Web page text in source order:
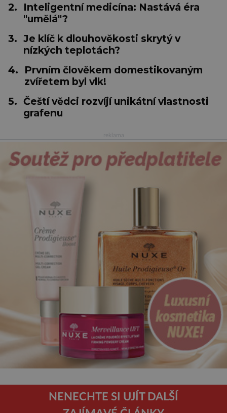
2.
Inteligentní medicína: Nastává éra
"umělá"?
3. Je klíč k dlouhověkosti skrytý v
nízkých teplotách?
4.
Prvním člověkem domestikovaným
zvířetem byl vlk!
5. Čeští vědci rozvíjí unikátní vlastnosti
grafenu
NENECHTE SI UJÍT DALŠÍ